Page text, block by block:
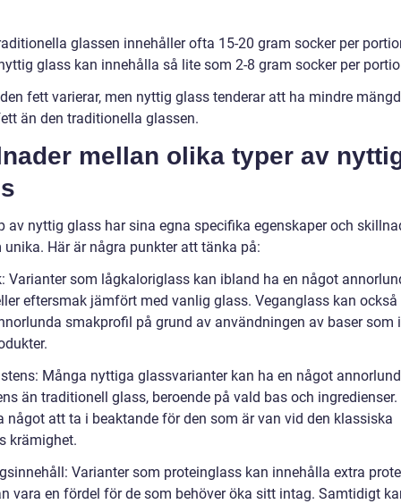
glassen innehåller ofta 15-20 gram socker per
glass kan innehålla så lite som 2-8 gram socker per
fett varierar, men nyttig glass tenderar att ha mindre
än den traditionella glassen.
mellan olika typer av
av nyttig glass har sina egna specifika egenskaper och
unika. Här är några punkter att tänka på:
Varianter som lågkaloriglass kan ibland ha en något
eftersmak jämfört med vanlig glass. Veganglass kan också
smakprofil på grund av användningen av baser som
Många nyttiga glassvarianter kan ha en något
än traditionell glass, beroende på vald bas och ingredienser.
något att ta i beaktande för den som är van vid den klassiska
krämighet.
Varianter som proteinglass kan innehålla extra
vara en fördel för de som behöver öka sitt intag. Samtidigt